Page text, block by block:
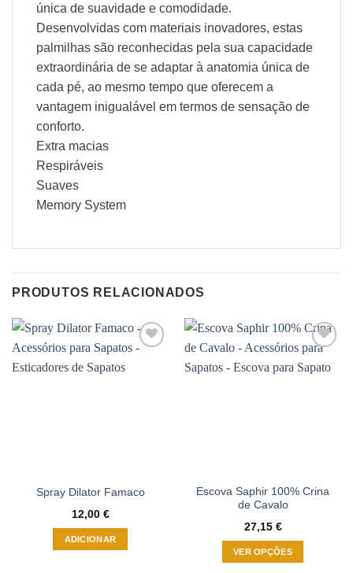
única de suavidade e comodidade.
Desenvolvidas com materiais inovadores, estas
palmilhas são reconhecidas pela sua capacidade
extraordinária de se adaptar à anatomia única de
cada pé, ao mesmo tempo que oferecem a
vantagem inigualável em termos de sensação de
conforto.
Extra macias
Respiráveis
Suaves
Memory System
PRODUTOS RELACIONADOS
à wishlist
Spray Dilator Famaco
12,00 €
ADICIONAR
à wishlist
Escova Saphir 100% Crina
de Cavalo
27,15 €
VER OPÇÕES